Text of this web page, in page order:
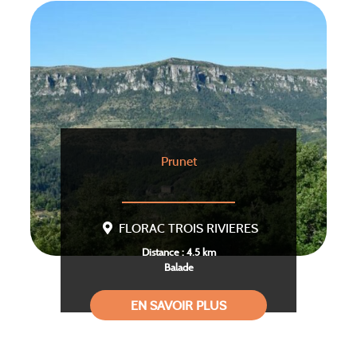
Prunet
FLORAC TROIS RIVIERES
Distance : 4.5 km
Balade
EN SAVOIR PLUS